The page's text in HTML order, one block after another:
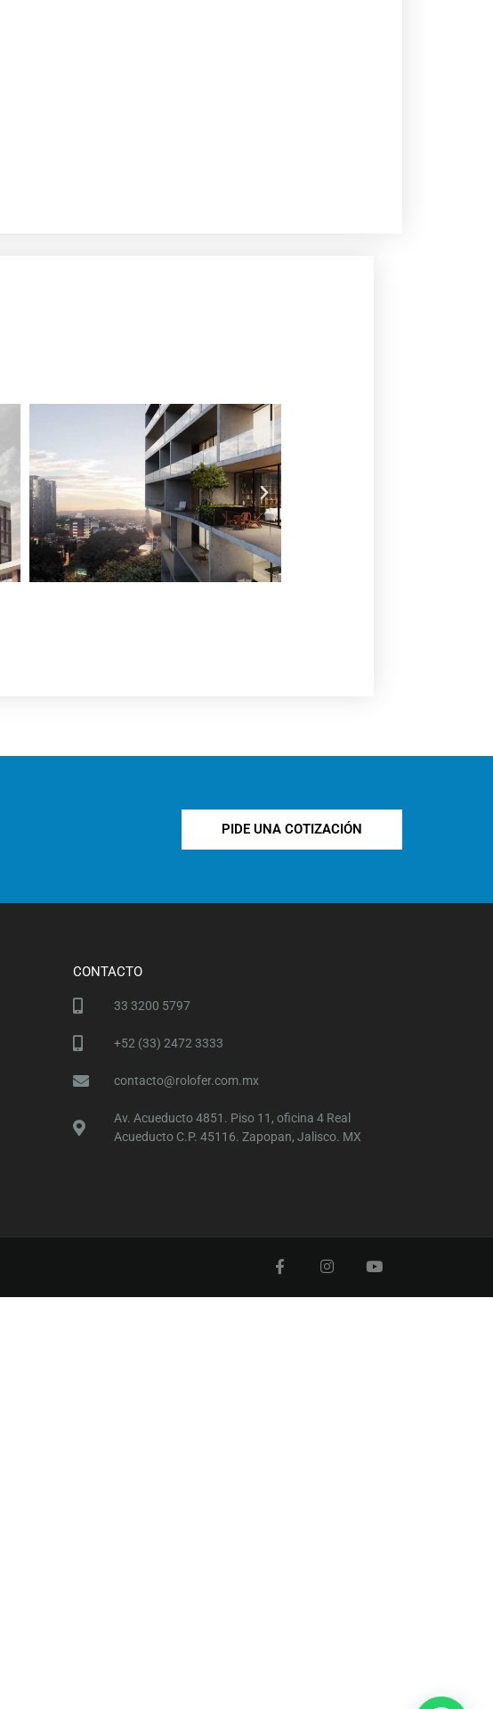
PIDE UNA COTIZACIÓN
CONTACTO
33 3200 5797
+52 (33) 2472 3333
contacto@rolofer.com.mx
Av. Acueducto 4851. Piso 11, oficina 4 Real
Acueducto C.P. 45116. Zapopan, Jalisco. MX